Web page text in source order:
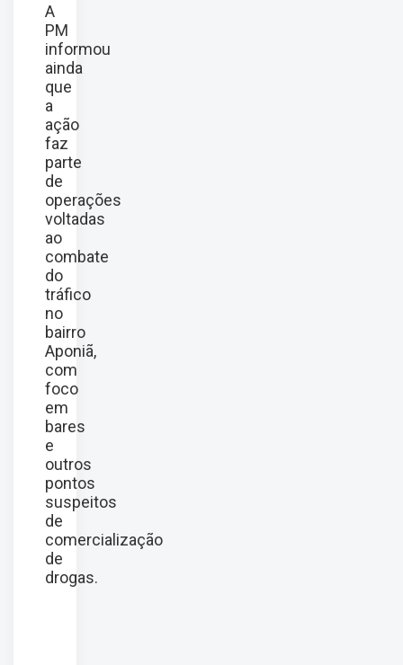
A
PM
informou
ainda
que
a
ação
faz
parte
de
operações
voltadas
ao
combate
do
tráfico
no
bairro
Aponiã,
com
foco
em
bares
e
outros
pontos
suspeitos
de
comercialização
de
drogas.